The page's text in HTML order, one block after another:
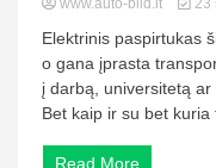
Elektrinis paspirtukas
o gana įprasta
į darbą, universitetą ar
Bet kaip ir su bet kuria
Read More